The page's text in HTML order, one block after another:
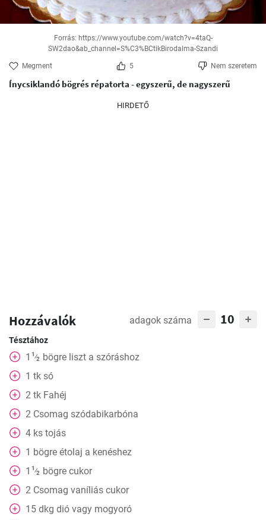
Forrás: https://www.youtube.com/watch?v=4taQ-
SW2dao&ab_channel=S%C3%BCtikBirodalma-Szandi
Megment 5 Nem szeretem
Ínycsiklandó bögrés répatorta - egyszerű, de nagyszerű
HIRDETŐ
Hozzávalók adagok száma 10
Tésztához
1 1⁄2 bögre liszt a szóráshoz
1 tk só
2 tk Fahéj
2 Csomag szódabikarbóna
4 ks tojás
1 bögre étolaj a kenéshez
1 1⁄2 bögre cukor
2 Csomag vaníliás cukor
15 dkg dió vagy mogyoró